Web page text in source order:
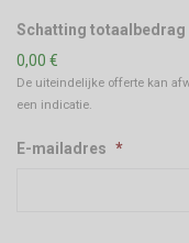
Schatting totaalbedrag
0,00 €
De uiteindelijke offerte kan
een indicatie.
E-mailadres *